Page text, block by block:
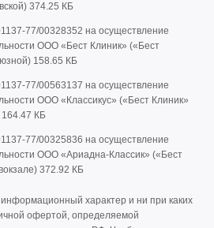
374.25 КБ
77/00328352 на осуществление
ООО «Бест Клиник» («Бест
158.65 КБ
77/00563137 на осуществление
ООО «Классикус» («Бест Клиник»
164.47 КБ
77/00325836 на осуществление
ООО «Ариадна-Классик» («Бест
372.92 КБ
характер и ни при каких
офертой, определяемой